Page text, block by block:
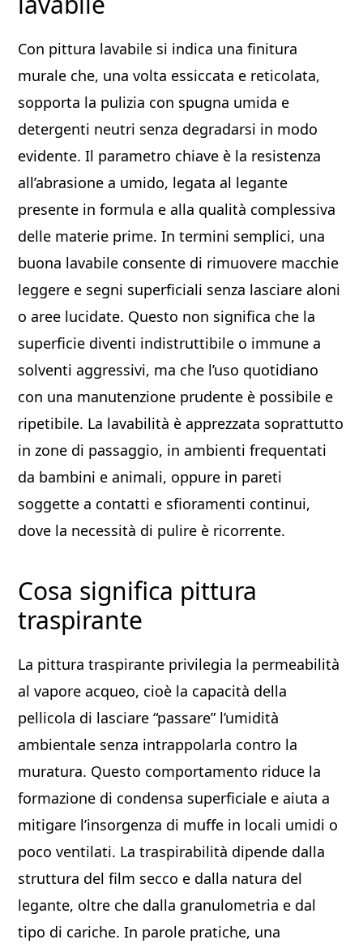
Con pittura lavabile si indica una finitura
murale che, una volta essiccata e reticolata,
sopporta la pulizia con spugna umida e
detergenti neutri senza degradarsi in modo
evidente. Il parametro chiave è la resistenza
all’abrasione a umido, legata al legante
presente in formula e alla qualità complessiva
delle materie prime. In termini semplici, una
buona lavabile consente di rimuovere macchie
leggere e segni superficiali senza lasciare aloni
o aree lucidate. Questo non significa che la
superficie diventi indistruttibile o immune a
solventi aggressivi, ma che l’uso quotidiano
con una manutenzione prudente è possibile e
ripetibile. La lavabilità è apprezzata soprattutto
in zone di passaggio, in ambienti frequentati
da bambini e animali, oppure in pareti
soggette a contatti e sfioramenti continui,
dove la necessità di pulire è ricorrente.
Cosa significa pittura
traspirante
La pittura traspirante privilegia la permeabilità
al vapore acqueo, cioè la capacità della
pellicola di lasciare “passare” l’umidità
ambientale senza intrappolarla contro la
muratura. Questo comportamento riduce la
formazione di condensa superficiale e aiuta a
mitigare l’insorgenza di muffe in locali umidi o
poco ventilati. La traspirabilità dipende dalla
struttura del film secco e dalla natura del
legante, oltre che dalla granulometria e dal
tipo di cariche. In parole pratiche, una